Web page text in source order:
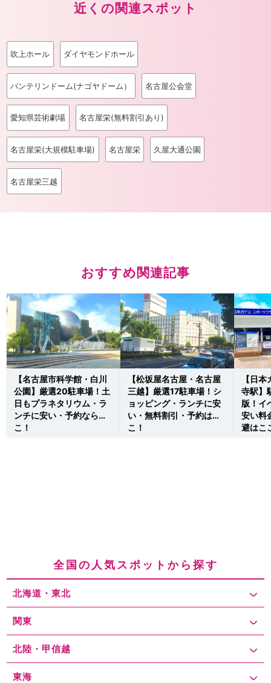
近くの関連スポット
吹上ホール ダイヤモンドホール
バンテリンドーム(ナゴヤドーム） 名古屋公会堂
愛知県芸術劇場 名古屋栄(無料割引あり)
名古屋栄(大規模駐車場) 名古屋栄 久屋大通公園
名古屋栄三越
おすすめ関連記事
【名古屋市科学館・白川
公園】厳選20駐車場！土
日もプラネタリウム・ラ
ンチに安い・予約ならこ
こ！
【松坂屋名古屋・名古屋
三越】厳選17駐車場！シ
ョッピング・ランチに安
い・無料割引・予約はこ
こ！
【日
寺駅】
版！イ
安い料
避はこ
全国の人気スポットから探す
北海道・東北
関東
北陸・甲信越
東海